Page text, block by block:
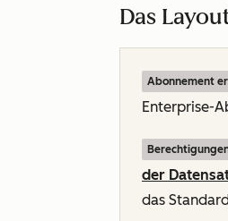
Das
Abonnement
Enterprise-
der
das